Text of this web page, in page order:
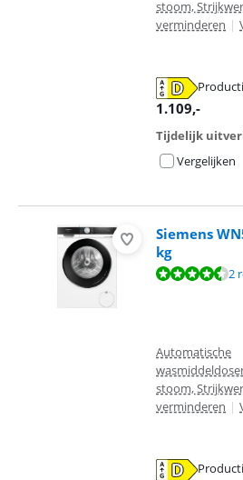
stoom,
verminderen |
1.109,-
Tijdelijk
Vergelijken
Siemens
kg
Beoordeling is 9,0 van de 10, gebaseerd op
2
Automatische
stoom,
verminderen |